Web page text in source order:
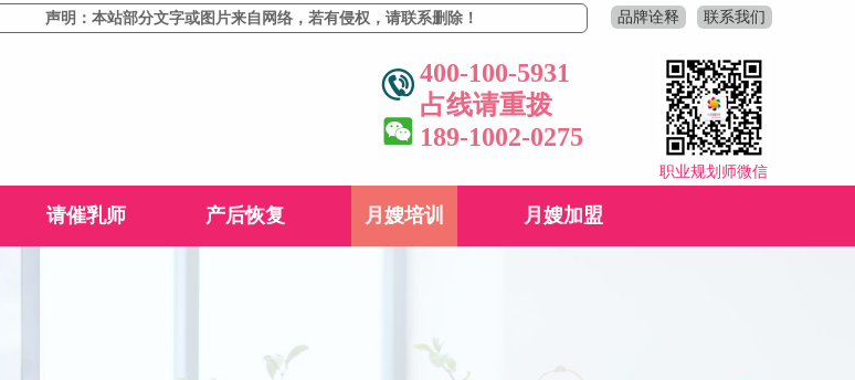
声明：本站部分文字或图片来自网络，若有侵权，请联系删除！ 品牌诠释 联系我们
职业规划师微信
400-100-5931
占线请重拨
189-1002-0275
请催乳师 产后恢复 月嫂培训 月嫂加盟